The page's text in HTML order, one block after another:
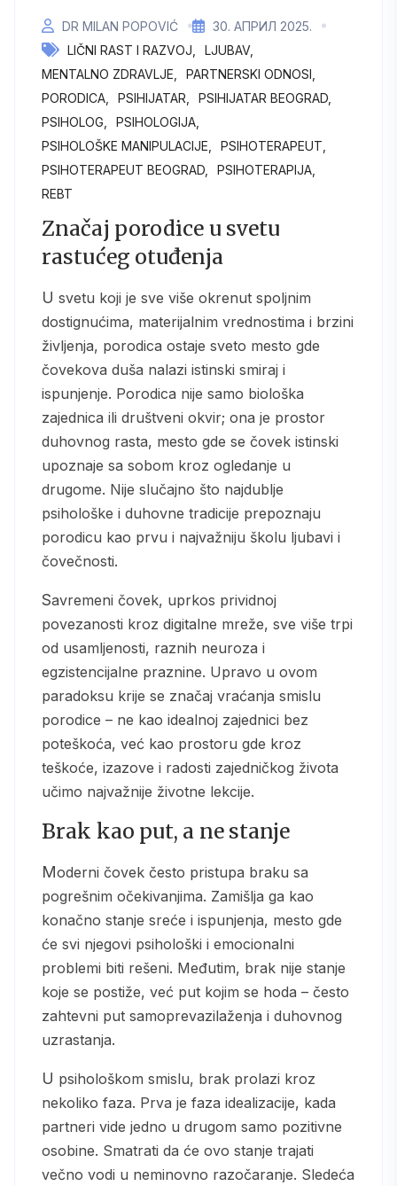
DR MILAN POPOVIĆ
30. АПРИЛ 2025.
LIČNI RAST I RAZVOJ
LJUBAV
MENTALNO ZDRAVLJE
PARTNERSKI ODNOSI
PORODICA
PSIHIJATAR
PSIHIJATAR BEOGRAD
PSIHOLOG
PSIHOLOGIJA
PSIHOLOŠKE MANIPULACIJE
PSIHOTERAPEUT
PSIHOTERAPEUT BEOGRAD
PSIHOTERAPIJA
REBT
Značaj porodice u svetu
rastućeg otuđenja
U svetu koji je sve više okrenut spoljnim
dostignućima, materijalnim vrednostima i brzini
življenja, porodica ostaje sveto mesto gde
čovekova duša nalazi istinski smiraj i
ispunjenje. Porodica nije samo biološka
zajednica ili društveni okvir; ona je prostor
duhovnog rasta, mesto gde se čovek istinski
upoznaje sa sobom kroz ogledanje u
drugome. Nije slučajno što najdublje
psihološke i duhovne tradicije prepoznaju
porodicu kao prvu i najvažniju školu ljubavi i
čovečnosti.
Savremeni čovek, uprkos prividnoj
povezanosti kroz digitalne mreže, sve više trpi
od usamljenosti, raznih neuroza i
egzistencijalne praznine. Upravo u ovom
paradoksu krije se značaj vraćanja smislu
porodice – ne kao idealnoj zajednici bez
poteškoća, već kao prostoru gde kroz
teškoće, izazove i radosti zajedničkog života
učimo najvažnije životne lekcije.
Brak kao put, a ne stanje
Moderni čovek često pristupa braku sa
pogrešnim očekivanjima. Zamišlja ga kao
konačno stanje sreće i ispunjenja, mesto gde
će svi njegovi psihološki i emocionalni
problemi biti rešeni. Međutim, brak nije stanje
koje se postiže, već put kojim se hoda – često
zahtevni put samoprevazilaženja i duhovnog
uzrastanja.
U psihološkom smislu, brak prolazi kroz
nekoliko faza. Prva je faza idealizacije, kada
partneri vide jedno u drugom samo pozitivne
osobine. Smatrati da će ovo stanje trajati
večno vodi u neminovno razočaranje. Sledeća